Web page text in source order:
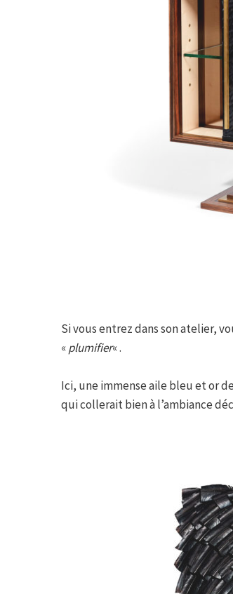
Si vous entrez dans son atelier,
«plumifier« .
Ici, une immense aile bleu et or
qui collerait bien à l’ambiance